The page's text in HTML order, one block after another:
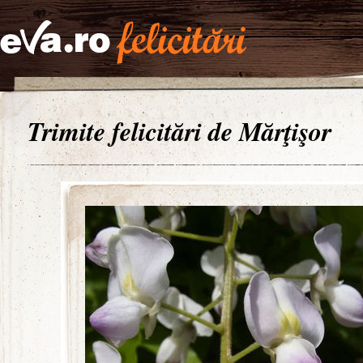
Trimite felicitări de Mărţişor